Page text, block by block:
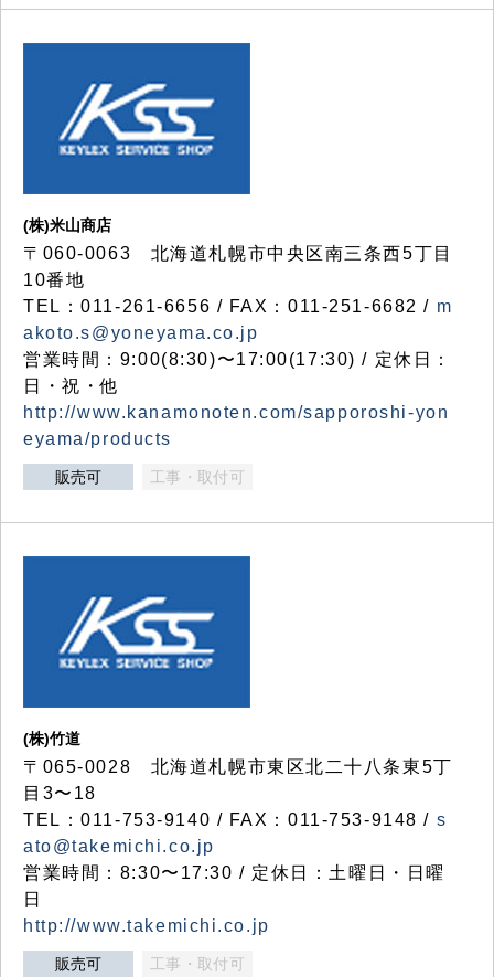
(株)米山商店
〒060-0063 北海道札幌市中央区南三条西5丁目
10番地
TEL：011-261-6656 / FAX：011-251-6682 / m
akoto.s@yoneyama.co.jp
営業時間：9:00(8:30)〜17:00(17:30) / 定休日：
日・祝・他
http://www.kanamonoten.com/sapporoshi-yon
eyama/products
販売可 工事・取付可
(株)竹道
〒065-0028 北海道札幌市東区北二十八条東5丁
目3〜18
TEL：011-753-9140 / FAX：011-753-9148 / s
ato@takemichi.co.jp
営業時間：8:30〜17:30 / 定休日：土曜日・日曜
日
http://www.takemichi.co.jp
販売可 工事・取付可